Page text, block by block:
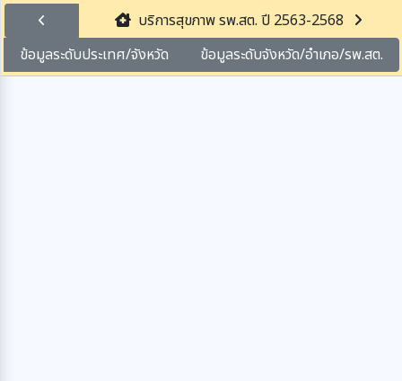
บริการสุขภาพ รพ.สต. ปี 2563-2568
ข้อมูลระดับประเทศ/จังหวัด
ข้อมูลระดับจังหวัด/อำเภอ/รพ.สต.